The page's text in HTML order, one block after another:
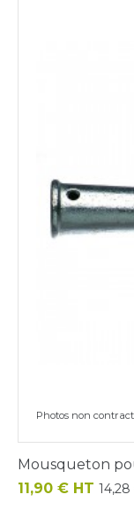
Photos non
Mousqueton
Prix
11,90 € HT 14,28